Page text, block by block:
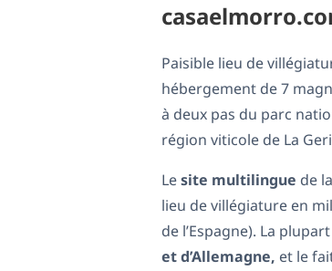
Paisible lieu de
hébergement de 7
à deux pas du parc
région viticole de La
Lesite multilingue de
lieu de villégiature en
de l’Espagne). La
et d’Allemagne, et le